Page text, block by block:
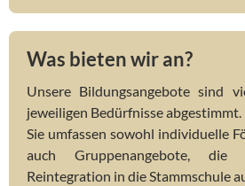
Was bieten wir an?
Unsere Bildungsangebote sind
jeweiligen Bedürfnisse abgestimmt.
Sie umfassen sowohl individuelle
auch Gruppenangebote,
Reintegration in die Stammschule